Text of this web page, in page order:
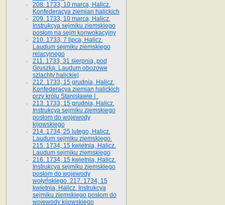
208. 1733, 10 marca, Halicz.
Konfederacya ziemian halickich­
209. 1733, 10 marca, Halicz.
Instrukcya sejmiku ziemskiego
posłom na sejm konwokacyjny
210. 1733, 7 lipca, Halicz.
Laudum sejmiku ziemskiego
relacyjnego
211. 1733, 31 sierpnia, pod
Gruszką. Laudum obozowe
szlachty halickiej
212. 1733, 15 grudnia, Halicz.
Konfederacya ziemian halickich
przy królu Stanisławie I .
213. 1733, 15 grudnia, Halicz.
Instrukcya sejmiku ziemskiego
posłom do wojewody
kijowskiego
214. 1734, 25 lutego, Halicz.
Laudum sejmiku ziemskiego.
215. 1734, 15 kwietnia, Halicz.
Laudum sejmiku ziemskiego
216. 1734, 15 kwietnia, Halicz.
Instrukcya sejmiku ziemskiego
posłom do wojewody
wołyńskiego. 217. 1734, 15
kwietnia, Halicz. Instrukcya
sejmiku ziemskiego posłom do
wojewody kijowskiego